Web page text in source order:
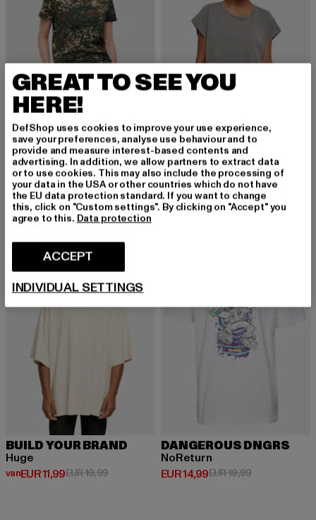
BRANDIT
Ladies
EUR 14,99
Huidige prijs: EUR 14,99
BUILD YOUR BRAND
EUR 10,99
Huidige prijs: EUR 10,99
EUR 19,99Actieprijs: EUR
BUILD YOUR BRAND
Huge
vanEUR 11,99
Huidige prijs: Van EUR 11,99
EUR 19,99Actieprijs: EUR 19,99
DANGEROUS DNGRS
NoReturn
EUR 14,99
Huidige prijs: EUR 14,99
EUR 19,99Actieprijs: EUR
GREAT TO SEE YOU
HERE!
DefShop uses cookies to improve your use experience,
save your preferences, analyse use behaviour and to
provide and measure interest-based contents and
advertising. In addition, we allow partners to extract data
or to use cookies. This may also include the processing of
your data in the USA or other countries which do not have
the EU data protection standard. If you want to change
this, click on "Custom settings". By clicking on "Accept" you
agree to this. Data protection
ACCEPT
INDIVIDUAL SETTINGS